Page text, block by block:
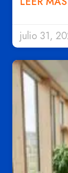
julio 31,